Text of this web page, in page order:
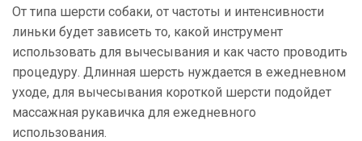
От типа шерсти собаки, от частоты и интенсивности
линьки будет зависеть то, какой инструмент
использовать для вычесывания и как часто проводить
процедуру. Длинная шерсть нуждается в ежедневном
уходе, для вычесывания короткой шерсти подойдет
массажная рукавичка для ежедневного
использования.